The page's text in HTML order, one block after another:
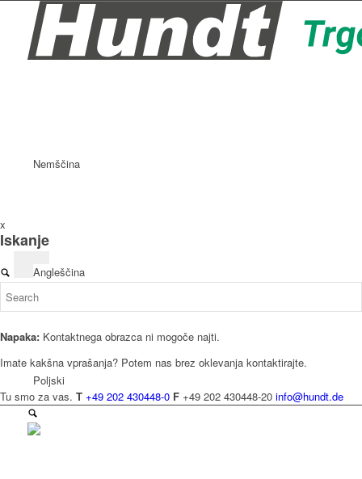
Nemščina
Angleščina
Poljski
x
Iskanje
Napaka: Kontaktnega obrazca ni mogoče najti.
Imate kakšna vprašanja? Potem nas brez oklevanja kontaktirajte.
Tu smo za vas. T +49 202 430448-0 F +49 202 430448-20 info@hundt.de